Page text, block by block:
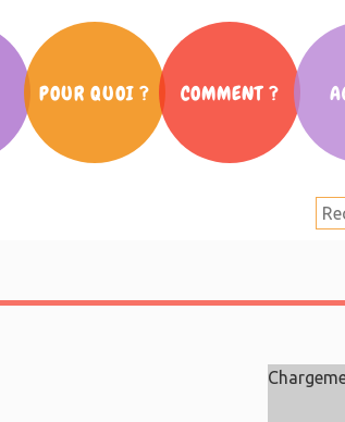
POUR QUOI ? COMMENT ?
Salon Parent d’ado
Vidéos Quokka